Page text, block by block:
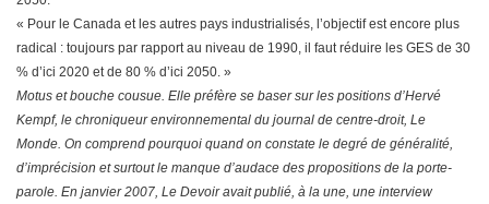
« Pour le Canada et les autres pays industrialisés, l’objectif est encore plus
radical : toujours par rapport au niveau de 1990, il faut réduire les GES de 30
% d’ici 2020 et de 80 % d’ici 2050. »
Motus et bouche cousue. Elle préfère se baser sur les positions d’Hervé
Kempf, le chroniqueur environnemental du journal de centre-droit, Le
Monde. On comprend pourquoi quand on constate le degré de généralité,
d’imprécision et surtout le manque d’audace des propositions de la porte-
parole. En janvier 2007, Le Devoir avait publié, à la une, une interview